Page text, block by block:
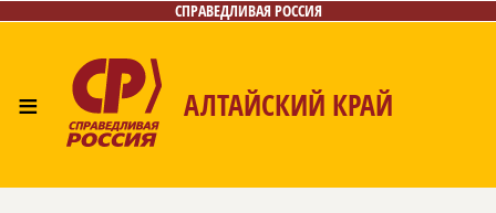
СПРАВЕДЛИВАЯ РОССИЯ
≡ АЛТАЙСКИЙ КРАЙ